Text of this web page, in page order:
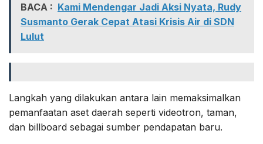
BACA : Kami Mendengar Jadi Aksi Nyata, Rudy
Susmanto Gerak Cepat Atasi Krisis Air di SDN
Lulut
Langkah yang dilakukan antara lain memaksimalkan
pemanfaatan aset daerah seperti videotron, taman,
dan billboard sebagai sumber pendapatan baru.